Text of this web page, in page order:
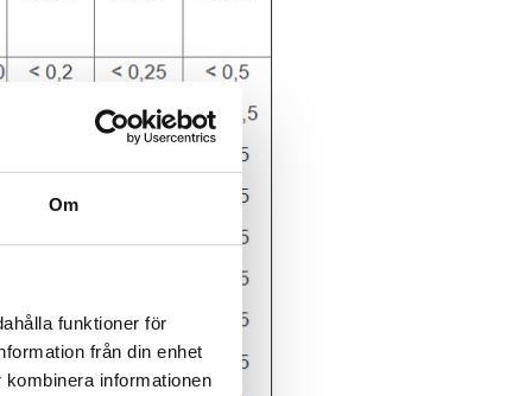
Om
funktioner för
från din enhet
informationen